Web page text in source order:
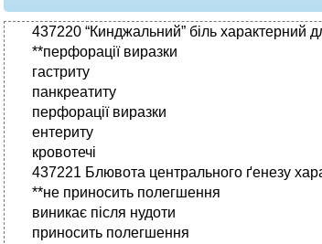
437220 “Кинджальний” біль характерний
**перфорації виразки
гастриту
панкреатиту
перфорації виразки
ентериту
кровотечі
437221 Блювота центрального ґенезу
**не приносить полегшення
виникає після нудоти
приносить полегшення